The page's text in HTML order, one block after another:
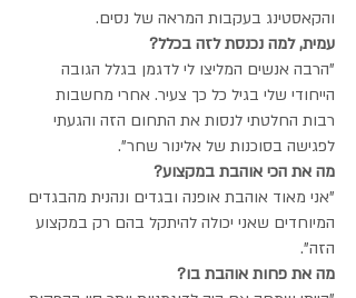
איפור ושיער מיכל רונן במוצרי איל מקיאג'
ע' סטיילינג לישי ברילמן והילה פולונסקי
דוגמניות עמית נסים, נטע סלעי וקיילי פישר
ב״אלינור שחר״
והקאסטינג בעקבות המראה של נסים.
עמית, למה נכנסת לזה בכלל?
"הרבה אנשים המליצו לי לדגמן בגלל הגובה
הייחודי שלי בגיל כל כך צעיר. אחרי מחשבות
רבות החלטתי לנסות את התחום הזה והגעתי
לפגישה בסוכנות של אלינור שחר".
מה את הכי אוהבת במקצוע?
"אני מאוד אוהבת אופנה ובגדים ונהנית מהבגדים
המיוחדים שאני יכולה להיתקל בהם רק במקצוע
הזה".
מה את פחות אוהבת בו?